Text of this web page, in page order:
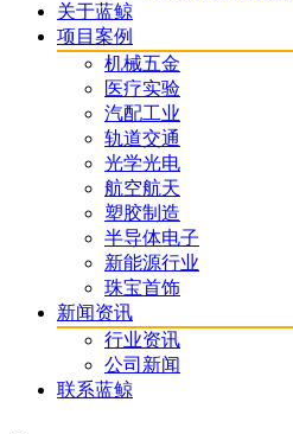
关于蓝鲸
项目案例
机械五金
医疗实验
汽配工业
轨道交通
光学光电
航空航天
塑胶制造
半导体电子
新能源行业
珠宝首饰
新闻资讯
行业资讯
公司新闻
联系蓝鲸